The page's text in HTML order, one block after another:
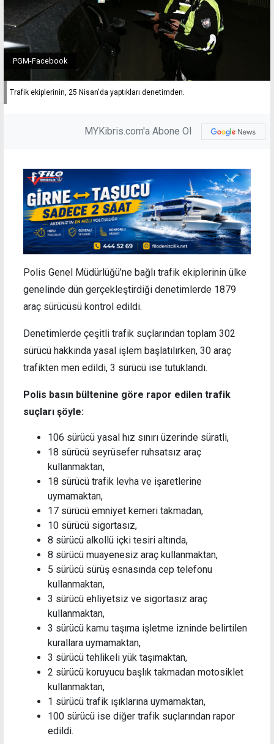
Trafik ekiplerinin, 25 Nisan'da yaptıkları denetimden.
PGM-Facebook
MYKibris.com'a Abone Ol
Polis Genel Müdürlüğü’ne bağlı trafik ekiplerinin ülke
genelinde dün gerçekleştirdiği denetimlerde 1879
araç sürücüsü kontrol edildi.
Denetimlerde çeşitli trafik suçlarından toplam 302
sürücü hakkında yasal işlem başlatılırken, 30 araç
trafikten men edildi, 3 sürücü ise tutuklandı.
Polis basın bültenine göre rapor edilen trafik
suçları şöyle:
106 sürücü yasal hız sınırı üzerinde süratli,
18 sürücü seyrüsefer ruhsatsız araç
kullanmaktan,
18 sürücü trafik levha ve işaretlerine
uymamaktan,
17 sürücü emniyet kemeri takmadan,
10 sürücü sigortasız,
8 sürücü alkollü içki tesiri altında,
8 sürücü muayenesiz araç kullanmaktan,
5 sürücü sürüş esnasında cep telefonu
kullanmaktan,
3 sürücü ehliyetsiz ve sigortasız araç
kullanmaktan,
3 sürücü kamu taşıma işletme izninde belirtilen
kurallara uymamaktan,
3 sürücü tehlikeli yük taşımaktan,
2 sürücü koruyucu başlık takmadan motosiklet
kullanmaktan,
1 sürücü trafik ışıklarına uymamaktan,
100 sürücü ise diğer trafik suçlarından rapor
edildi.